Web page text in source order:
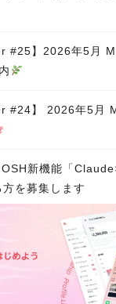
#25】2026年5月
#24】 2026年5月
新機能「
を募集します
活用事